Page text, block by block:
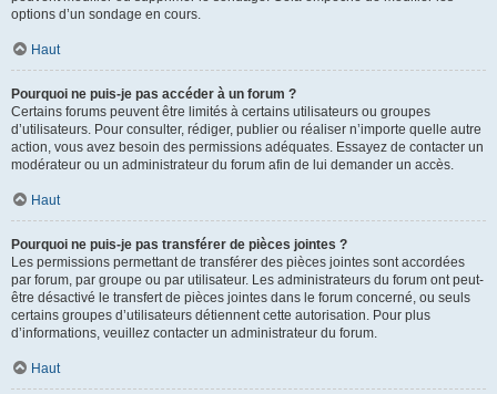
options d’un sondage en cours.
Haut
Pourquoi ne puis-je pas accéder à un forum ?
Certains forums peuvent être limités à certains utilisateurs ou groupes
d’utilisateurs. Pour consulter, rédiger, publier ou réaliser n’importe quelle autre
action, vous avez besoin des permissions adéquates. Essayez de contacter un
modérateur ou un administrateur du forum afin de lui demander un accès.
Haut
Pourquoi ne puis-je pas transférer de pièces jointes ?
Les permissions permettant de transférer des pièces jointes sont accordées
par forum, par groupe ou par utilisateur. Les administrateurs du forum ont peut-
être désactivé le transfert de pièces jointes dans le forum concerné, ou seuls
certains groupes d’utilisateurs détiennent cette autorisation. Pour plus
d’informations, veuillez contacter un administrateur du forum.
Haut